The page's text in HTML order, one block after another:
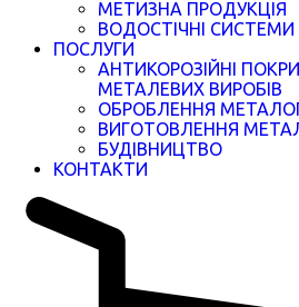
МЕТИЗНА ПРОДУКЦІЯ
ВОДОСТІЧНІ СИСТЕМИ
ПОСЛУГИ
АНТИКОРОЗІЙНІ
МЕТАЛЕВИХ ВИРОБІВ
ОБРОБЛЕННЯ
ВИГОТОВЛЕННЯ
БУДІВНИЦТВО
КОНТАКТИ